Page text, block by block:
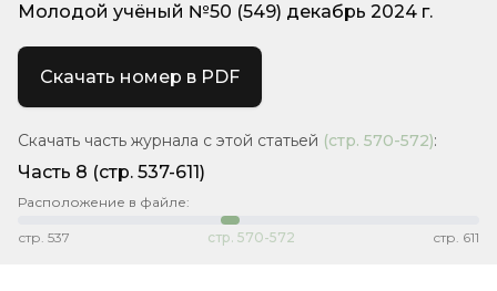
Молодой учёный №50 (549) декабрь 2024 г.
Скачать номер в PDF
Скачать часть журнала с этой статьей (стр. 570-572):
Часть 8 (стр. 537-611)
Расположение в файле:
стр. 537 стр. 570-572 стр. 611